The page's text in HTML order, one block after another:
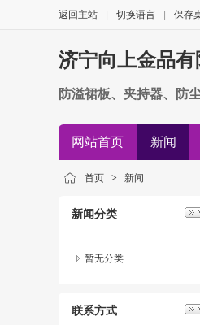
返回主站 切换语言 保存
济宁向上金品有
防溢裙板、夹持器、防
网站首页 新闻
首页 > 新闻
新闻分类
暂无分类
联系方式